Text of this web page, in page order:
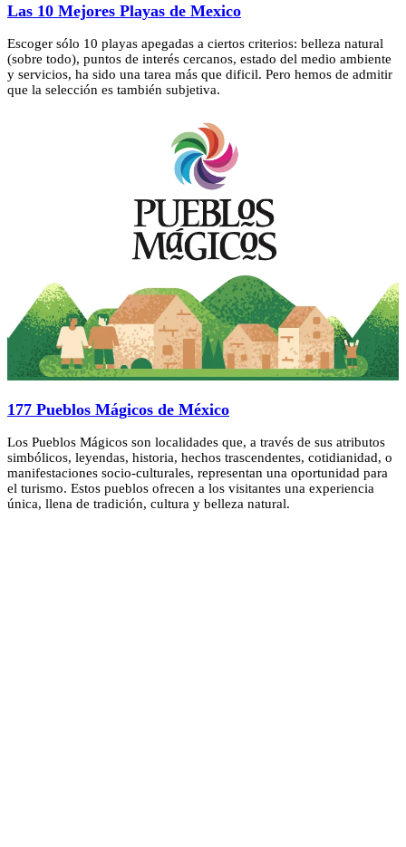
Las 10 Mejores Playas de Mexico
Escoger sólo 10 playas apegadas a ciertos criterios: belleza natural
(sobre todo), puntos de interés cercanos, estado del medio ambiente
y servicios, ha sido una tarea más que dificil. Pero hemos de admitir
que la selección es también subjetiva.
177 Pueblos Mágicos de México
Los Pueblos Mágicos son localidades que, a través de sus atributos
simbólicos, leyendas, historia, hechos trascendentes, cotidianidad, o
manifestaciones socio-culturales, representan una oportunidad para
el turismo. Estos pueblos ofrecen a los visitantes una experiencia
única, llena de tradición, cultura y belleza natural.